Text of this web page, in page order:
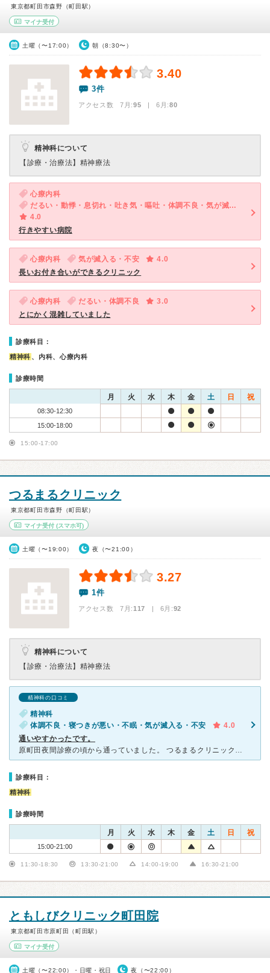
東京都町田市森野（町田駅）
マイナ受付
土曜（〜17:00） 朝（8:30〜）
3.40
3件
アクセス数 7月:95 | 6月:80
精神科について
【診療・治療法】 精神療法
心療内科
だるい・動悸・息切れ・吐き気・嘔吐・体調不良・気が滅入る・不安
4.0
行きやすい病院
心療内科 気が滅入る・不安
4.0
長いお付き合いができるクリニック
心療内科 だるい・体調不良
3.0
とにかく混雑していました
診療科目：
精神科 、内科、心療内科
診療時間
月 火 水 木 金 土 日 祝
08:30-12:30
15:00-18:00
15:00-17:00
つるまるクリニック
東京都町田市森野（町田駅）
マイナ受付 (スマホ可)
土曜（〜19:00） 夜（〜21:00）
3.27
1件
アクセス数 7月:117 | 6月:92
精神科について
【診療・治療法】 精神療法
精神科の口コミ
精神科
体調不良・寝つきが悪い・不眠・気が滅入る・不安
4.0
通いやすかったです。
原町田夜間診療の頃から通っていました。 つるまるクリニックに移転してからは待合室が明るくなりました。 また、院長先生と若い二人の先生の三人体制になりました。 原町田夜間診療の頃から続く独特な
診療科目：
精神科
診療時間
月 火 水 木 金 土 日 祝
15:00-21:00
11:30-18:30 13:30-21:00 14:00-19:00 16:30-21:00
ともしびクリニック町田院
東京都町田市原町田（町田駅）
マイナ受付
土曜（〜22:00）・日曜・祝日 夜（〜22:00）